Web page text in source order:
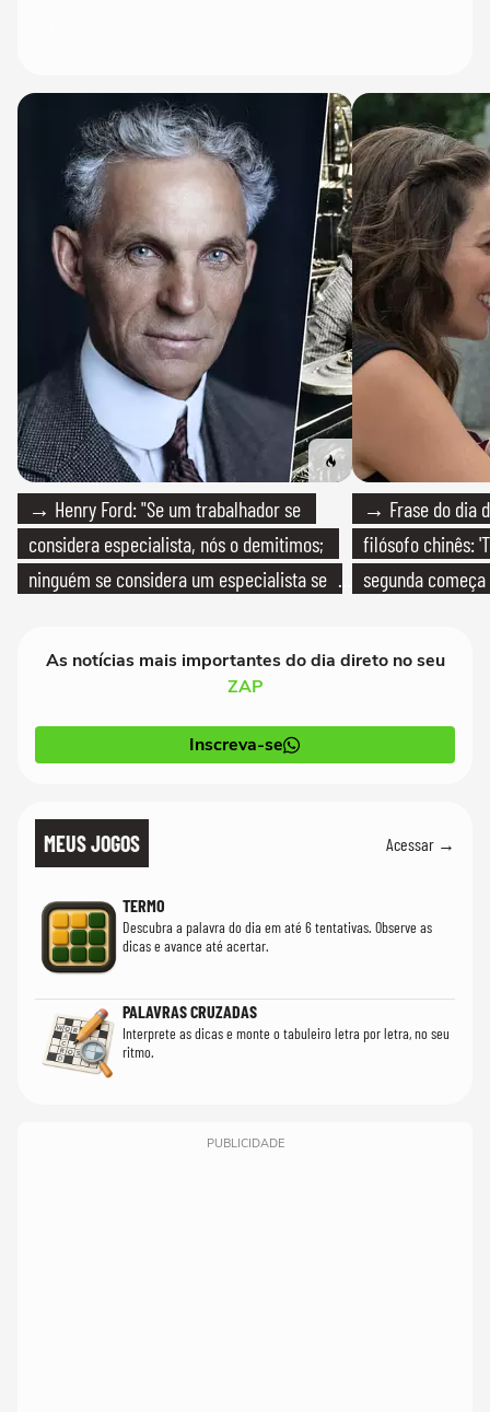
→ Henry Ford: "Se um trabalhador se
considera especialista, nós o demitimos;
ninguém se considera um especialista se
→ Frase do dia
filósofo chinês:
segunda
As notícias mais importantes do dia direto no seu
ZAP
Inscreva-se
MEUS JOGOS Acessar →
TERMO
Descubra a palavra do dia em até 6 tentativas. Observe as
dicas e avance até acertar.
PALAVRAS CRUZADAS
Interprete as dicas e monte o tabuleiro letra por letra, no seu
ritmo.
PUBLICIDADE